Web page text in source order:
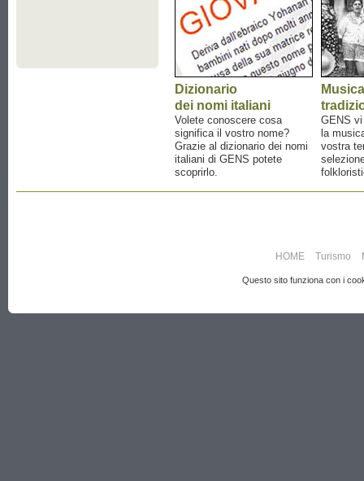
Dizionario
dei nomi italiani
Volete conoscere cosa
significa il vostro nome?
Grazie al dizionario dei nomi
italiani di GENS potete
scoprirlo.
Musica
GENS
la
vostra
HOME Turismo
Questo sito funziona con i